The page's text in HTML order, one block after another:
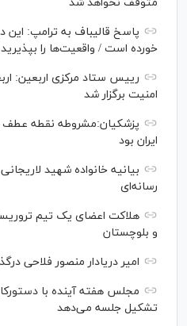
متوقف نخواهد شد
پاسخ قالیباف به ترامپ:
خورده است / واقعیت‌ها را
امنیت برگزار شد
پزشکیان:مشروطه نقطه عطف
ایران بود
بیانیه خانواده شهید
رسانه‌ای
هلاکت اعضای یک تیم
و بلوچستان
امیر دریادار منصور فلاحی
مجلس هفته آینده با
تشکیل جلسه می‌دهد